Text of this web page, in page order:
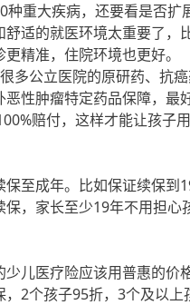
种重大疾病，还要看是否扩
适的就医环境太重要了，
精准，住院环境也更好。
多公立医院的原研药、抗
性肿瘤特定药品保障，最
赔付，这样才能让孩子用
至成年。比如保证续保到
，家长至少19年不用担心
儿医疗险应该用普惠的价
2个孩子95折，3个及以上